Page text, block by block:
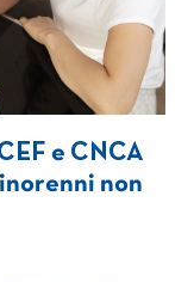
e CNCA
non